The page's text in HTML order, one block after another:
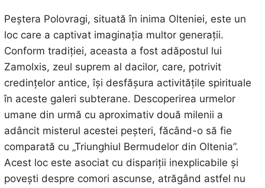
Peștera Polovragi, situată în inima Olteniei, este un
loc care a captivat imaginația multor generații.
Conform tradiției, aceasta a fost adăpostul lui
Zamolxis, zeul suprem al dacilor, care, potrivit
credințelor antice, își desfășura activitățile spirituale
în aceste galeri subterane. Descoperirea urmelor
umane din urmă cu aproximativ două milenii a
adâncit misterul acestei peșteri, făcând-o să fie
comparată cu „Triunghiul Bermudelor din Oltenia”.
Acest loc este asociat cu dispariții inexplicabile și
povești despre comori ascunse, atrăgând astfel nu